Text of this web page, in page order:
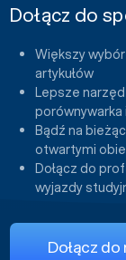
Dołącz do
Większy
artykułów
Lepsze
porównywarka
Bądź na
otwartymi
Dołącz do
wyjazdy
Dołącz do